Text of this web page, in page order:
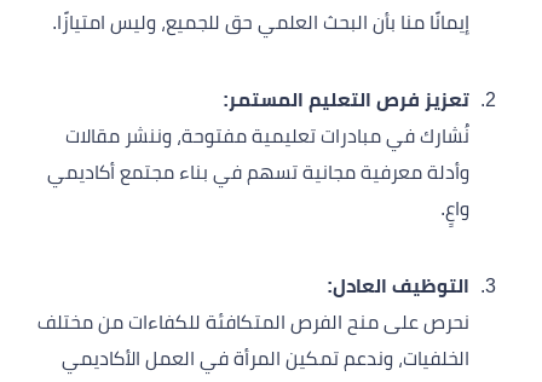
إيمانًا منا بأن البحث العلمي حق للجميع، وليس امتيازًا.
تعزيز فرص التعليم المستمر:
نُشارك في مبادرات تعليمية مفتوحة، وننشر مقالات
وأدلة معرفية مجانية تسهم في بناء مجتمع أكاديمي
واعٍ.
التوظيف العادل:
نحرص على منح الفرص المتكافئة للكفاءات من مختلف
الخلفيات، وندعم تمكين المرأة في العمل الأكاديمي